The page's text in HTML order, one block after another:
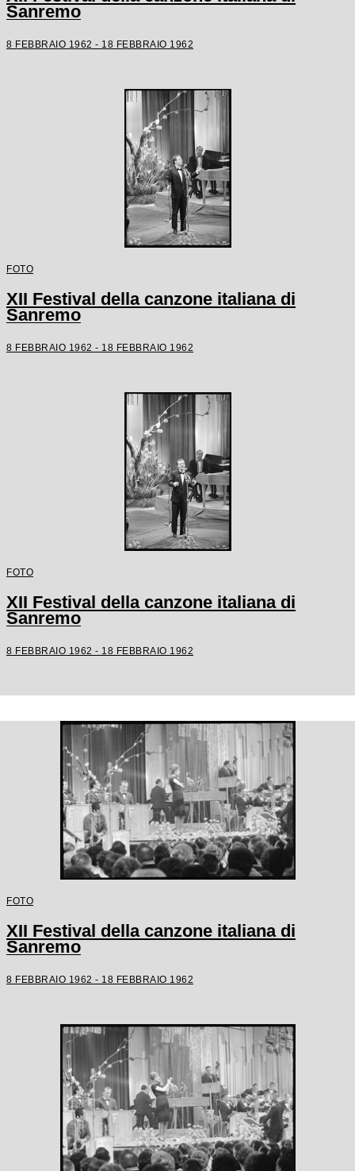
Sanremo
8 FEBBRAIO 1962 - 18 FEBBRAIO 1962
FOTO
XII Festival della canzone italiana di
Sanremo
8 FEBBRAIO 1962 - 18 FEBBRAIO 1962
FOTO
XII Festival della canzone italiana di
Sanremo
8 FEBBRAIO 1962 - 18 FEBBRAIO 1962
FOTO
XII Festival della canzone italiana di
Sanremo
8 FEBBRAIO 1962 - 18 FEBBRAIO 1962